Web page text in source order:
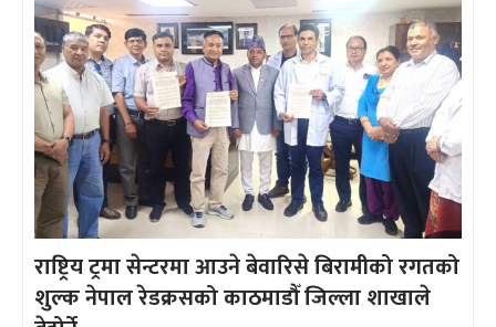
राष्ट्रिय ट्रमा सेन्टरमा आउने बेवारिसे बिरामीको रगतको
शुल्क नेपाल रेडक्रसको काठमाडौँ जिल्ला शाखाले